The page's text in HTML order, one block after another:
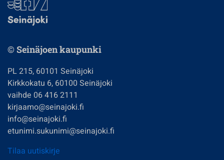
© Seinäjoen kaupunki
PL 215, 60101 Seinäjoki
Kirkkokatu 6, 60100 Seinäjoki
vaihde 06 416 2111
kirjaamo@seinajoki.fi
info@seinajoki.fi
etunimi.sukunimi@seinajoki.fi
Tilaa uutiskirje